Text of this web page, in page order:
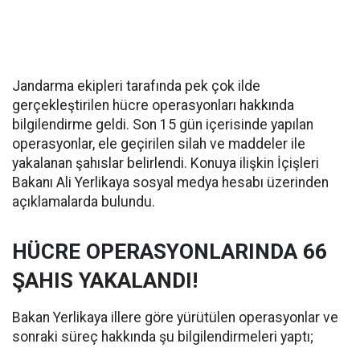
Jandarma ekipleri tarafında pek çok ilde
gerçekleştirilen hücre operasyonları hakkında
bilgilendirme geldi. Son 15 gün içerisinde yapılan
operasyonlar, ele geçirilen silah ve maddeler ile
yakalanan şahıslar belirlendi. Konuya ilişkin İçişleri
Bakanı Ali Yerlikaya sosyal medya hesabı üzerinden
açıklamalarda bulundu.
HÜCRE OPERASYONLARINDA 66
ŞAHIS YAKALANDI!
Bakan Yerlikaya illere göre yürütülen operasyonlar ve
sonraki süreç hakkında şu bilgilendirmeleri yaptı;